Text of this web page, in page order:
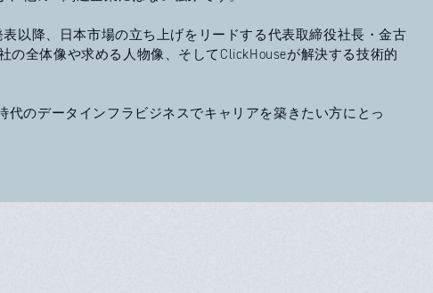
以降、日本市場の立ち上げをリードする代表取締役社長・金古
全体像や求める人物像、そしてClickHouseが解決する技術的
のデータインフラビジネスでキャリアを築きたい方にとっ